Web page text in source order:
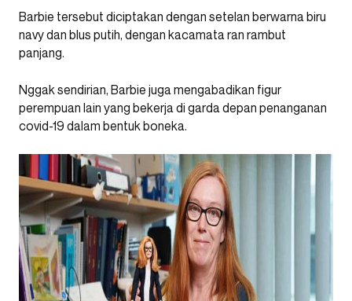
Barbie tersebut diciptakan dengan setelan berwarna biru
navy dan blus putih, dengan kacamata ran rambut
panjang.
Nggak sendirian, Barbie juga mengabadikan figur
perempuan lain yang bekerja di garda depan penanganan
covid-19 dalam bentuk boneka.